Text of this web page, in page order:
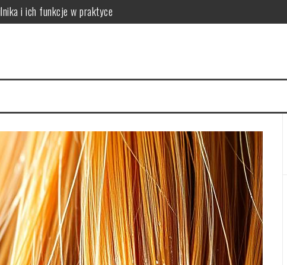
i ich funkcje w praktyce
i skuteczna rutyna anti-aging
na 4 tygodnie
cerę i jak to naprawić